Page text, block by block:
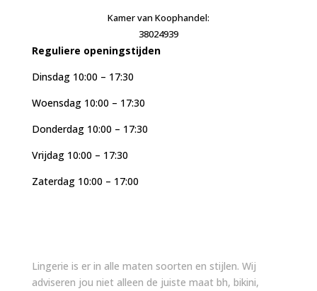
Kamer van Koophandel:
38024939
Reguliere openingstijden
Dinsdag 10:00 – 17:30
Woensdag 10:00 – 17:30
Donderdag 10:00 – 17:30
Vrijdag 10:00 – 17:30
Zaterdag 10:00 – 17:00
Lingerie is er in alle maten soorten en stijlen. Wij
adviseren jou niet alleen de juiste maat bh, bikini,